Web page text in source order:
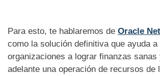
Para esto, te hablaremos de Oracle
como la solución definitiva que ayuda a
organizaciones a lograr finanzas sanas
adelante una operación de recursos de